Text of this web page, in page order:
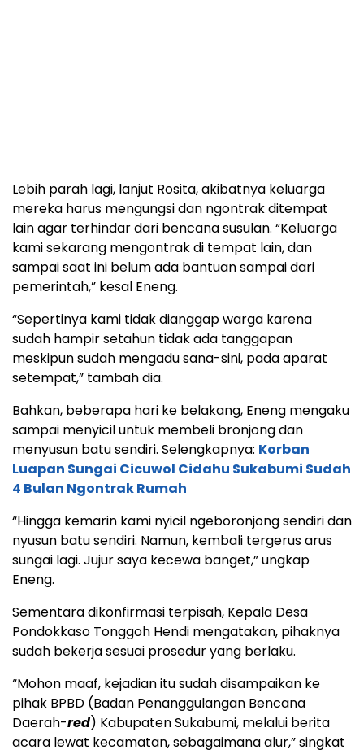
Lebih parah lagi, lanjut Rosita, akibatnya keluarga
mereka harus mengungsi dan ngontrak ditempat
lain agar terhindar dari bencana susulan. “Keluarga
kami sekarang mengontrak di tempat lain, dan
sampai saat ini belum ada bantuan sampai dari
pemerintah,” kesal Eneng.
“Sepertinya kami tidak dianggap warga karena
sudah hampir setahun tidak ada tanggapan
meskipun sudah mengadu sana-sini, pada aparat
setempat,” tambah dia.
Bahkan, beberapa hari ke belakang, Eneng mengaku
sampai menyicil untuk membeli bronjong dan
menyusun batu sendiri. Selengkapnya: Korban
Luapan Sungai Cicuwol Cidahu Sukabumi Sudah
4 Bulan Ngontrak Rumah
“Hingga kemarin kami nyicil ngeboronjong sendiri dan
nyusun batu sendiri. Namun, kembali tergerus arus
sungai lagi. Jujur saya kecewa banget,” ungkap
Eneng.
Sementara dikonfirmasi terpisah, Kepala Desa
Pondokkaso Tonggoh Hendi mengatakan, pihaknya
sudah bekerja sesuai prosedur yang berlaku.
“Mohon maaf, kejadian itu sudah disampaikan ke
pihak BPBD (Badan Penanggulangan Bencana
Daerah-red) Kabupaten Sukabumi, melalui berita
acara lewat kecamatan, sebagaimana alur,” singkat